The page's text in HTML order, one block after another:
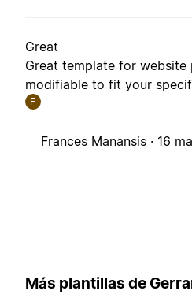
Great
Great template for website
modifiable to fit your
F
Frances Manansis · 16
Más plantillas de